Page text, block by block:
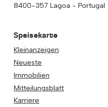
8400-357 Lagoa - Portugal
Speisekarte
Kleinanzeigen
Neueste
Immobilien
Mitteilungsblatt
Karriere